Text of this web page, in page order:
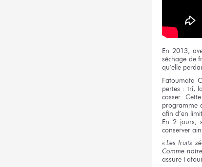
En 2013,
séchage de
qu’elle
Fatoumata
pertes : tri,
casser.
programme
afin d’en
En 2 jours,
conserver
« Les fruits
Comme
assure